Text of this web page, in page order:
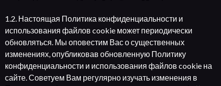
1.2. Настоящая Политика конфиденциальности и
использования файлов cookie может периодически
обновляться. Мы оповестим Вас о существенных
изменениях, опубликовав обновленную Политику
конфиденциальности и использования файлов cookie на
сайте. Советуем Вам регулярно изучать изменения в